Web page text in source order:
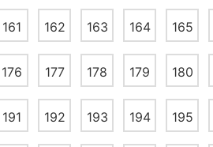
161 162 163 164 165
176 177 178 179 180
191 192 193 194 195